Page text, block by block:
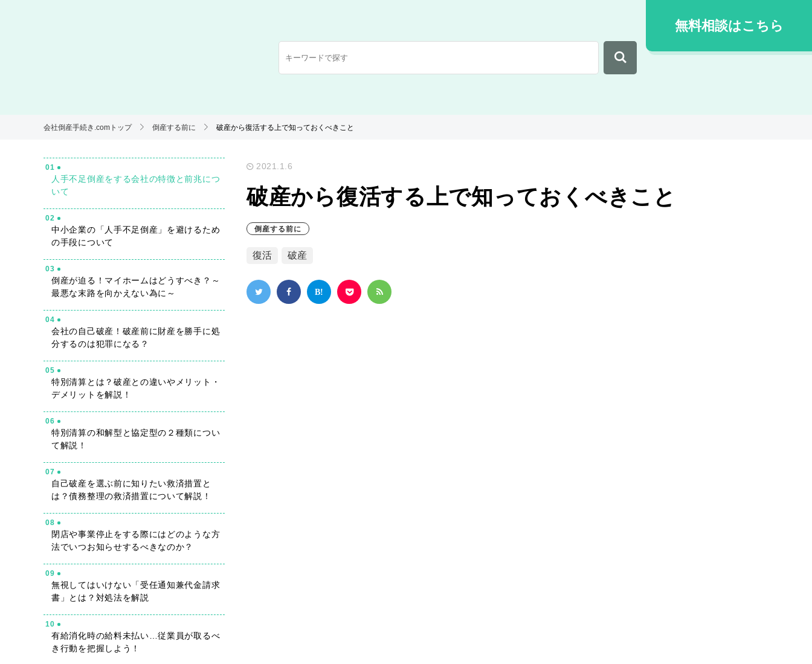
無料相談はこちら
会社倒産手続き.comトップ 倒産する前に 破産から復活する上で知っておくべきこと
2021.1.6
破産から復活する上で知っておくべきこと
倒産する前に
復活 破産
01
人手不足倒産をする会社の特徴と前兆につ
いて
02
中小企業の「人手不足倒産」を避けるため
の手段について
03
倒産が迫る！マイホームはどうすべき？～
最悪な末路を向かえない為に～
04
会社の自己破産！破産前に財産を勝手に処
分するのは犯罪になる？
05
特別清算とは？破産との違いやメリット・
デメリットを解説！
06
特別清算の和解型と協定型の２種類につい
て解説！
07
自己破産を選ぶ前に知りたい救済措置と
は？債務整理の救済措置について解説！
08
閉店や事業停止をする際にはどのような方
法でいつお知らせするべきなのか？
09
無視してはいけない「受任通知兼代金請求
書」とは？対処法を解説
10
有給消化時の給料未払い…従業員が取るべ
き行動を把握しよう！